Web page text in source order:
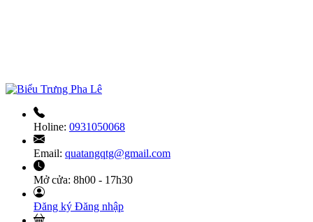
Holine: 0931050068
Email: quatangqtg@gmail.com
Mở cửa: 8h00 - 17h30
Đăng ký Đăng nhập